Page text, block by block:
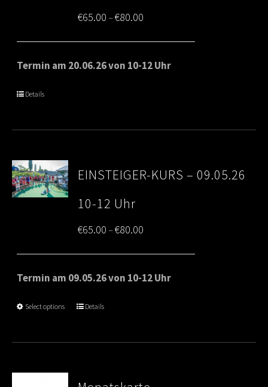
€65.00–€80.00
range:
€65.00
Termin am 20.06.26 von 10-12 Uhr
Details
EINSTEIGER-KURS – 09.05.26
10-12 Uhr
€65.00–€80.00
range:
€65.00
Termin am 09.05.26 von 10-12 Uhr
Select options Details